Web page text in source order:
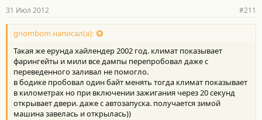
е
м
ы
а
л
а
31 Июл 2012 #211
gnombom написал(а):
Такая же ерунда хайлендер 2002 год. климат показывает
фарингейты и мили все дампы перепробовал даже с
переведенного заливал не помогло.
в бодике пробовал один байт менять тогда климат показывает
в километрах но при включении зажигания через 20 секунд
открывает двери. даже с автозапуска. получается зимой
машина завелась и открылась))